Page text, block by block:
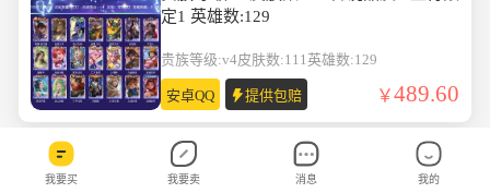
定1 英雄数:129
贵族等级:v4皮肤数:111英雄数:129
安卓QQ 提供包赔 489.60
贵族等级:v10皮肤数:521传说品质67 生肖
限定19 情人节限定7 荣耀典藏6 珍品传说
我要买 我要卖 消息 我的